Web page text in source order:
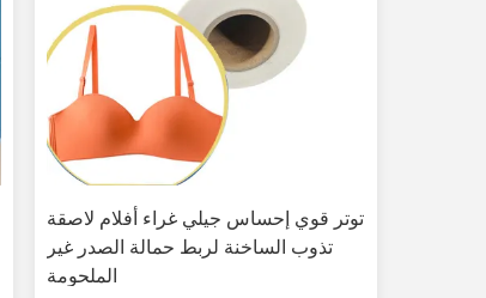
توتر قوي إحساس جيلي غراء أفلام لاصقة
تذوب الساخنة لربط حمالة الصدر غير
الملحومة